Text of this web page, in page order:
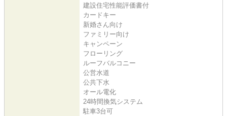
建設住宅性能評価書付
カードキー
新婚さん向け
ファミリー向け
キャンペーン
フローリング
ルーフバルコニー
公営水道
公共下水
オール電化
24時間換気システム
駐車3台可